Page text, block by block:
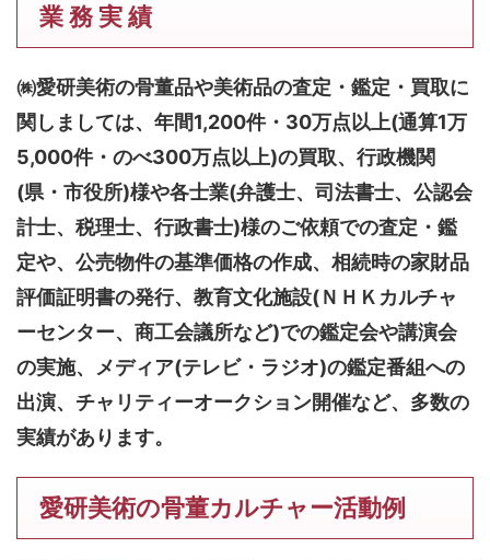
業 務 実 績
㈱愛研美術の骨董品や美術品の査定・鑑定・買取に
関しましては、 年間1,200件・30万点以上(通算1万
5,000件・のべ300万点以上)の買取、行政機関
(県・市役所)様や各士業(弁護士、司法書士、公認会
計士、税理士、行政書士)様のご依頼での査定・鑑
定や、公売物件の基準価格の作成、相続時の家財品
評価証明書の発行、教育文化施設(ＮＨＫカルチャ
ーセンター、商工会議所など)での鑑定会や講演会
の実施、メディア(テレビ・ラジオ)の鑑定番組への
出演、チャリティーオークション開催など、多数の
実績があります。
愛研美術の骨董カルチャー活動例